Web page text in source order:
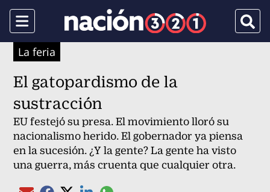
Menu
La feria
El gatopardismo de la
sustracción
EU festejó su presa. El movimiento lloró su
nacionalismo herido. El gobernador ya piensa
en la sucesión. ¿Y la gente? La gente ha visto
una guerra, más cruenta que cualquier otra.